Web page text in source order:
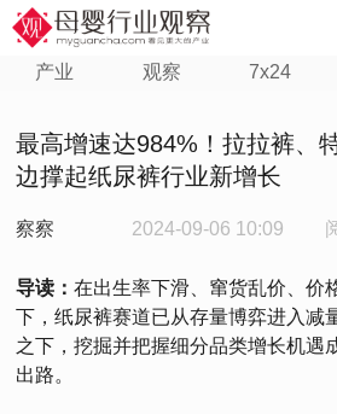
产业 观察 7x24
最高增速达984%！拉拉裤、
边撑起纸尿裤行业新增长
察察 2024-09-06 10:09
导读：在出生率下滑、窜货乱价、价
下，纸尿裤赛道已从存量博弈进入减
之下，挖掘并把握细分品类增长机遇
出路。